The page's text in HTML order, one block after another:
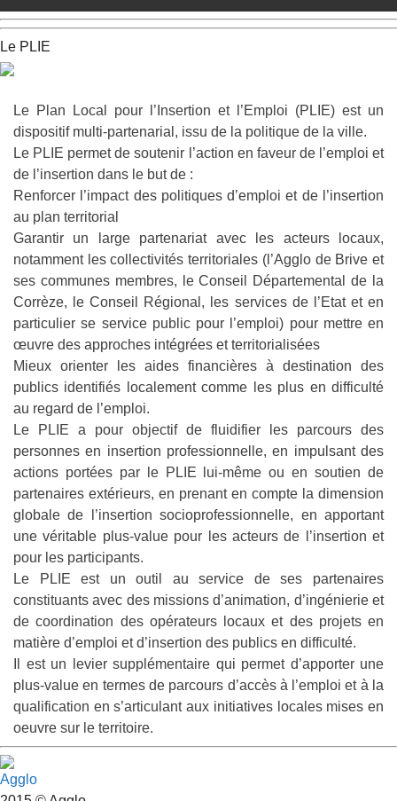
Le PLIE
Le Plan Local pour l’Insertion et l’Emploi (PLIE) est un
dispositif multi-partenarial, issu de la politique de la ville.
Le PLIE permet de soutenir l’action en faveur de l’emploi et
de l’insertion dans le but de :
Renforcer l’impact des politiques d’emploi et de l’insertion
au plan territorial
Garantir un large partenariat avec les acteurs locaux,
notamment les collectivités territoriales (l’Agglo de Brive et
ses communes membres, le Conseil Départemental de la
Corrèze, le Conseil Régional, les services de l’Etat et en
particulier se service public pour l’emploi) pour mettre en
œuvre des approches intégrées et territorialisées
Mieux orienter les aides financières à destination des
publics identifiés localement comme les plus en difficulté
au regard de l’emploi.
Le PLIE a pour objectif de fluidifier les parcours des
personnes en insertion professionnelle, en impulsant des
actions portées par le PLIE lui-même ou en soutien de
partenaires extérieurs, en prenant en compte la dimension
globale de l’insertion socioprofessionnelle, en apportant
une véritable plus-value pour les acteurs de l’insertion et
pour les participants.
Le PLIE est un outil au service de ses partenaires
constituants avec des missions d’animation, d’ingénierie et
de coordination des opérateurs locaux et des projets en
matière d’emploi et d’insertion des publics en difficulté.
Il est un levier supplémentaire qui permet d’apporter une
plus-value en termes de parcours d’accès à l’emploi et à la
qualification en s’articulant aux initiatives locales mises en
oeuvre sur le territoire.